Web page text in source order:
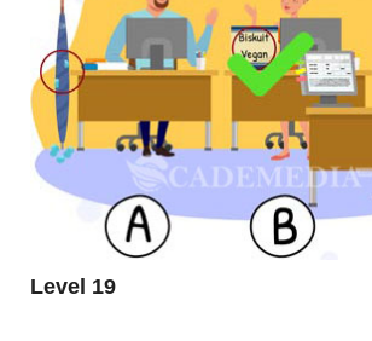
Level 19